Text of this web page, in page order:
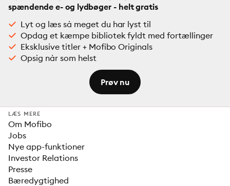
spændende e- og lydbøger - helt gratis
Lyt og læs så meget du har lyst til
Opdag et kæmpe bibliotek fyldt med fortællinger
Eksklusive titler + Mofibo Originals
Opsig når som helst
Prøv nu
LÆS MERE
Om Mofibo
Jobs
Nye app-funktioner
Investor Relations
Presse
Bæredygtighed